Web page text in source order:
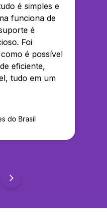
é simples e
funciona de
é
Foi
é possível
eficiente,
tudo em um
do Brasil